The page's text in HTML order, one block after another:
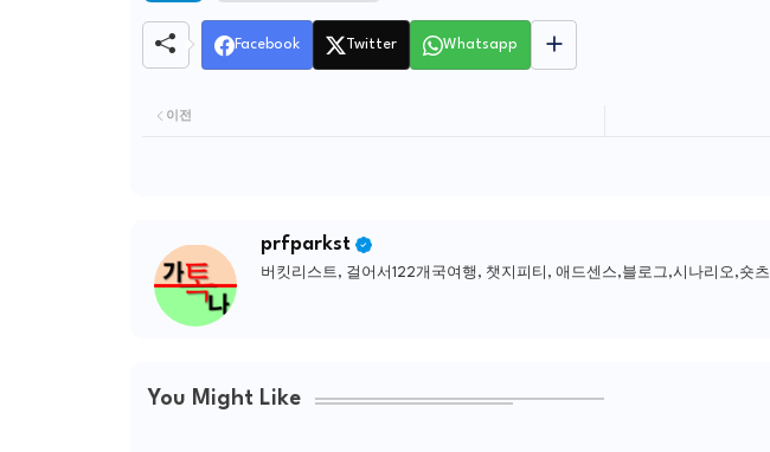
Facebook Twitter Whatsapp
이전
prfparkst
버킷리스트, 걸어서122개국여행, 챗지피티, 애드센스,블로그,시나리오,숏츠
You Might Like